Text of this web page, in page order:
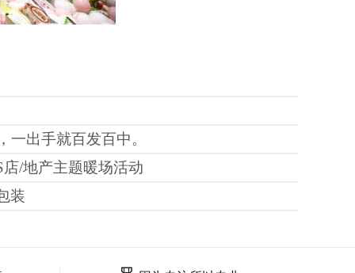
出手就百发百中。
店/地产主题暖场活动
装